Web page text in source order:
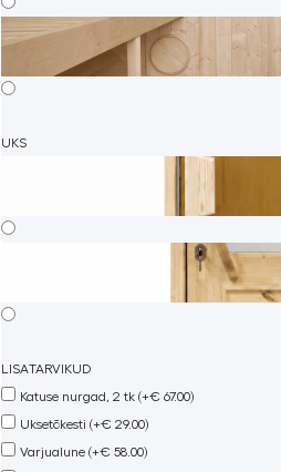
UKS
LISATARVIKUD
Katuse nurgad, 2 tk (+€ 67.00)
Uksetõkesti (+€ 29.00)
Varjualune (+€ 58.00)